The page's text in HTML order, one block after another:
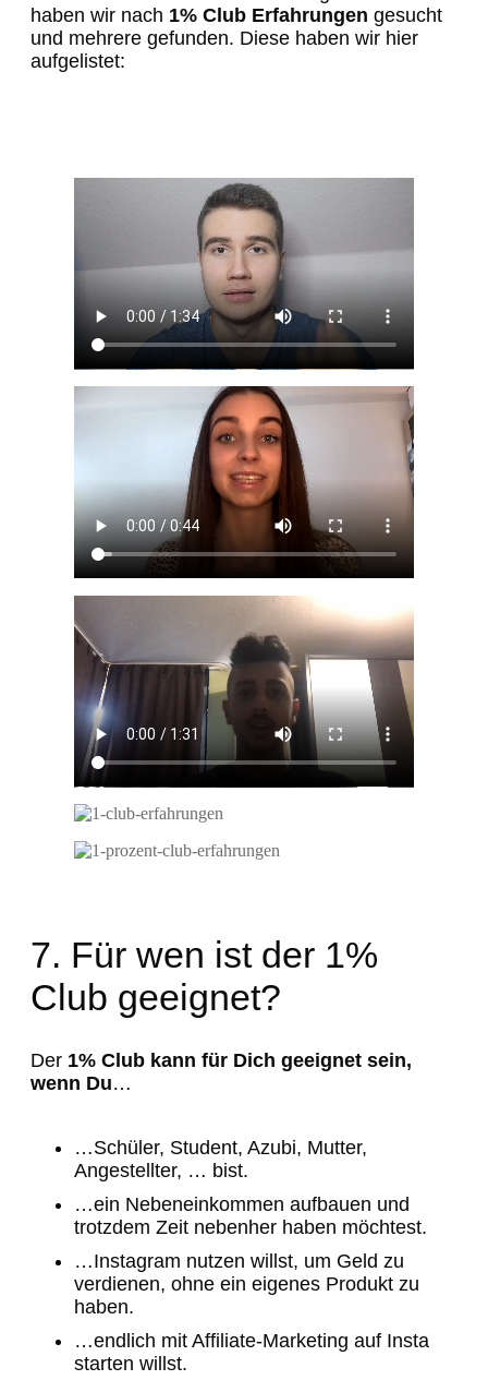
haben wir nach 1% Club Erfahrungen gesucht
und mehrere gefunden. Diese haben wir hier
aufgelistet:
7. Für wen ist der 1%
Club geeignet?
Der 1% Club kann für Dich geeignet sein,
wenn Du…
…Schüler, Student, Azubi, Mutter,
Angestellter, … bist.
…ein Nebeneinkommen aufbauen und
trotzdem Zeit nebenher haben möchtest.
…Instagram nutzen willst, um Geld zu
verdienen, ohne ein eigenes Produkt zu
haben.
…endlich mit Affiliate-Marketing auf Insta
starten willst.